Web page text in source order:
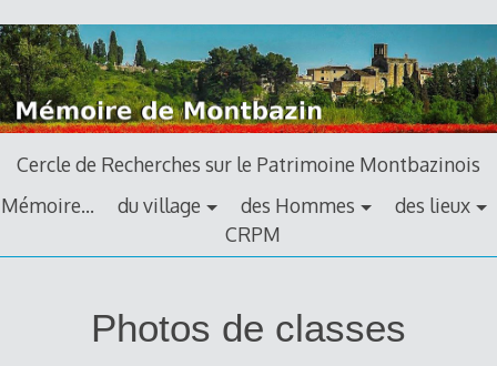
au
contenu
principal
Cercle de Recherches sur le Patrimoine Montbazinois
Mémoire…
du village des Hommes
des lieux
CRPM
Classes
Photos de classes